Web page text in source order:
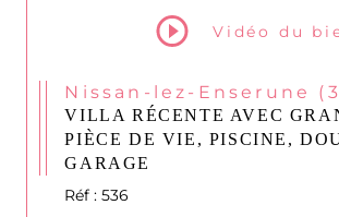
Vidéo du
Nissan-lez-Enserune
VILLA RÉCENTE AVEC
PIÈCE DE VIE, PISCINE,
GARAGE
Réf : 536